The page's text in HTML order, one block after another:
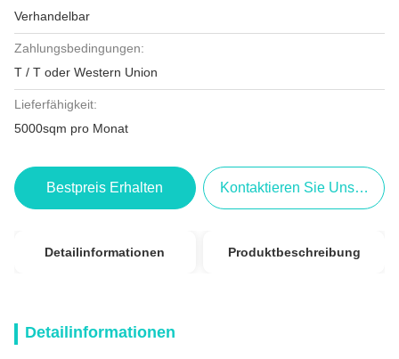
Verhandelbar
Zahlungsbedingungen:
T / T oder Western Union
Lieferfähigkeit:
5000sqm pro Monat
Bestpreis Erhalten Kontaktieren Sie Uns Jetzt
Detailinformationen Produktbeschreibung
Detailinformationen